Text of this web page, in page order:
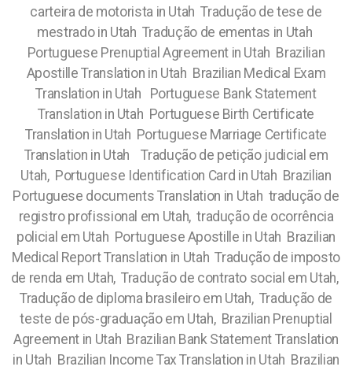
carteira de motorista in Utah Tradução de tese de
mestrado in Utah Tradução de ementas in Utah
Portuguese Prenuptial Agreement in Utah Brazilian
Apostille Translation in Utah Brazilian Medical Exam
Translation in Utah Portuguese Bank Statement
Translation in Utah Portuguese Birth Certificate
Translation in Utah Portuguese Marriage Certificate
Translation in Utah Tradução de petição judicial em
Utah, Portuguese Identification Card in Utah Brazilian
Portuguese documents Translation in Utah tradução de
registro profissional em Utah, tradução de ocorrência
policial em Utah Portuguese Apostille in Utah Brazilian
Medical Report Translation in Utah Tradução de imposto
de renda em Utah, Tradução de contrato social em Utah,
Tradução de diploma brasileiro em Utah, Tradução de
teste de pós-graduação em Utah, Brazilian Prenuptial
Agreement in Utah Brazilian Bank Statement Translation
in Utah Brazilian Income Tax Translation in Utah Brazilian